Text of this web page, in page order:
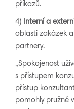
příkazů.
4) Interní a
oblasti zakázek
partnery.
„Spokojenost
s přístupem
přístup
pomohly pružně